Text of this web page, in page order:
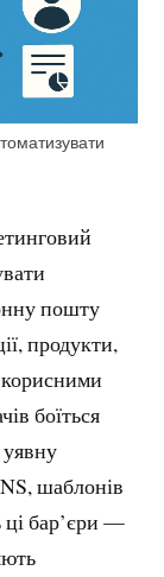
пошту
продукти,
корисними
боїться
уявну
шаблонів
ці бар’єри —